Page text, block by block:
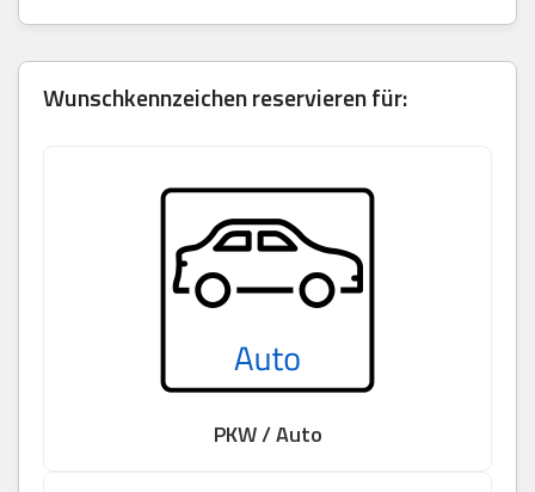
Wunschkennzeichen reservieren für:
PKW / Auto